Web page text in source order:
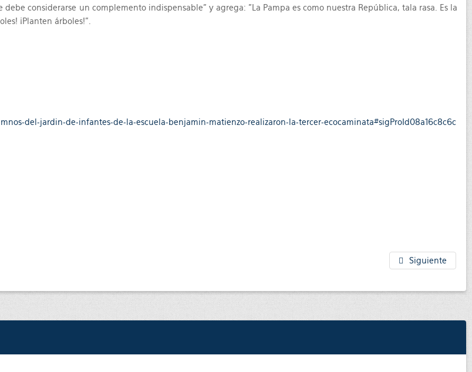
considerarse un complemento indispensable" y agrega: "La Pampa es como nuestra República, tala rasa. Es la
¡Planten árboles!".
del-jardin-de-infantes-de-la-escuela-benjamin-matienzo-realizaron-la-tercer-ecocaminata#sigProId08a16c8c6c
Siguiente